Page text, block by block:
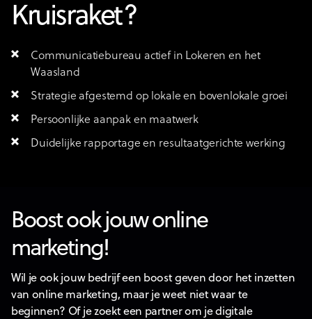
Kruisraket?
Communicatiebureau actief in Lokeren en het
Waasland
Strategie afgestemd op lokale en bovenlokale groei
Persoonlijke aanpak en maatwerk
Duidelijke rapportage en resultaatgerichte werking
Boost ook jouw online
marketing!
Wil je ook jouw bedrijf een boost geven door het inzetten
van online marketing, maar je weet niet waar te
beginnen? Of je zoekt een partner om je digitale